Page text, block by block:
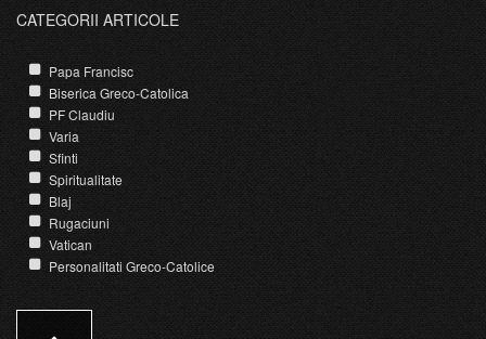
CATEGORII ARTICOLE
Papa Francisc
Biserica Greco-Catolica
PF Claudiu
Varia
Sfinti
Spiritualitate
Blaj
Rugaciuni
Vatican
Personalitati Greco-Catolice